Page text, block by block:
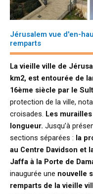
Jérusalem vue d'en-
remparts
La vieille ville de
km2, est entourée de
16ème siècle par le
protection de la ville,
croisades. Les
longueur. Jusqu’à
sections séparées : la
au Centre Davidson et
Jaffa à la Porte de
inaugurée une nouvelle
remparts de la vieille